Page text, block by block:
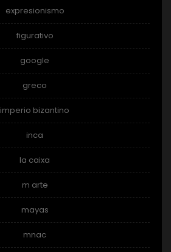
expresionismo
figurativo
google
greco
imperio bizantino
inca
la caixa
m arte
mayas
mnac